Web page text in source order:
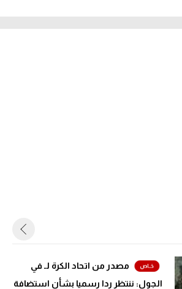
مصدر من اتحاد الكرة لـ في
الجول: ننتظر ردا رسميا بشأن استضافة